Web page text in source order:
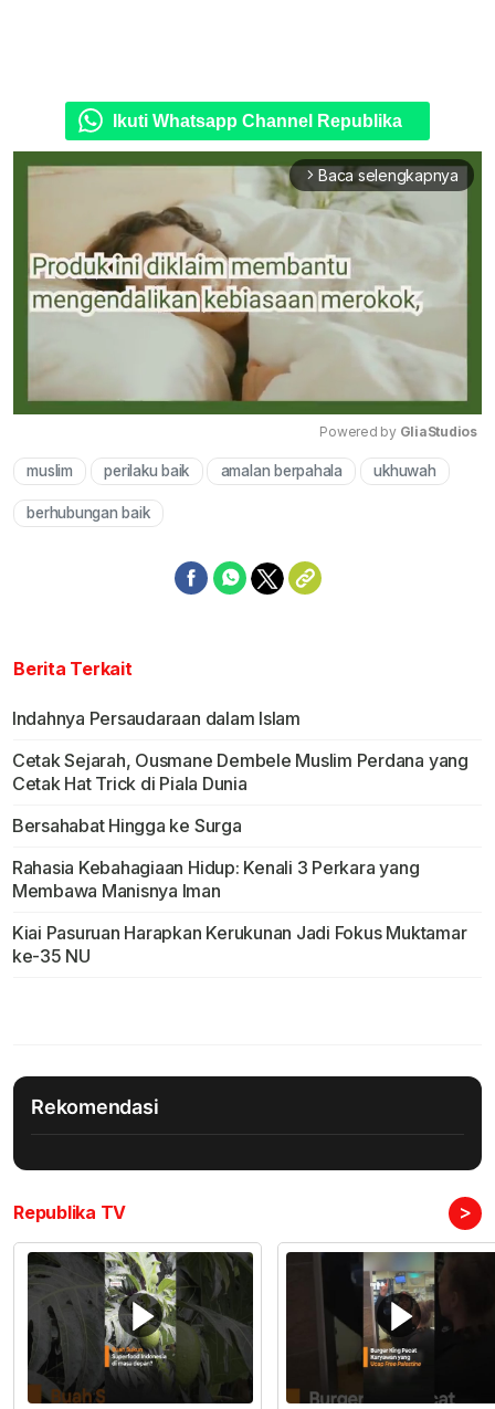
Ikuti Whatsapp Channel Republika
arrow_forward_ios Baca selengkapnya
Mute
Powered by GliaStudios
muslim perilaku baik amalan berpahala ukhuwah
berhubungan baik
Berita Terkait
Indahnya Persaudaraan dalam Islam
Cetak Sejarah, Ousmane Dembele Muslim Perdana yang
Cetak Hat Trick di Piala Dunia
Bersahabat Hingga ke Surga
Rahasia Kebahagiaan Hidup: Kenali 3 Perkara yang
Membawa Manisnya Iman
Kiai Pasuruan Harapkan Kerukunan Jadi Fokus Muktamar
ke-35 NU
Rekomendasi
Republika TV >